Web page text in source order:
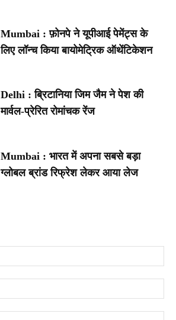
Mumbai : फ़ोनपे ने यूपीआई पेमेंट्स के
लिए लॉन्च किया बायोमेट्रिक ऑथेंटिकेशन
Delhi : ब्रिटानिया जिम जैम ने पेश की
मार्वल-प्रेरित रोमांचक रेंज
Mumbai : भारत में अपना सबसे बड़ा
ग्लोबल ब्रांड रिफ्रेश लेकर आया लेज